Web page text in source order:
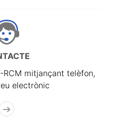
mitjançant telèfon,
electrònic